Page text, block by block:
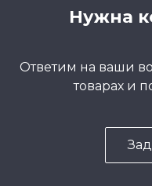
Нужна
Ответим на ваши
товарах и